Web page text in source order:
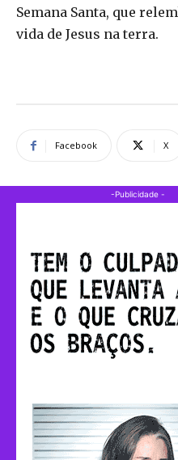
Semana Santa, que
vida de Jesus na terra.
Facebook X
-Publicidade -